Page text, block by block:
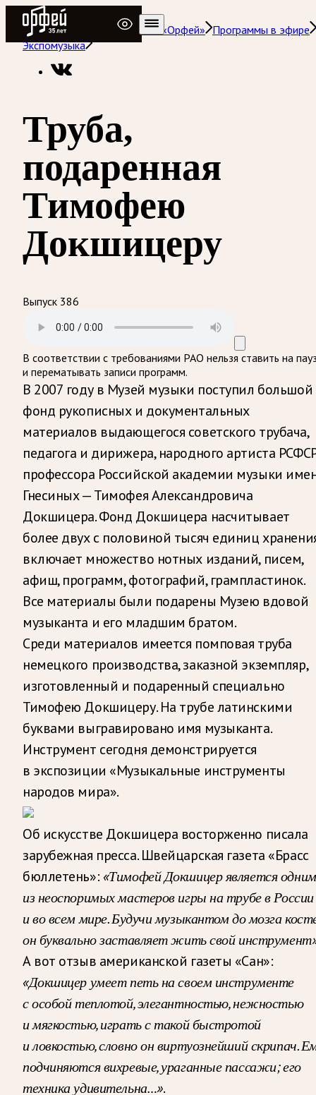
Радио Орфей
Радио классической музыки «Орфей» Программы в эфире
Экспомузыка
Труба,
подаренная
Тимофею
Докшицеру
Выпуск 386
В соответствии с требованиями РАО нельзя ставить на
и перематывать записи программ.
В 2007 году в Музей музыки поступил большой
фонд рукописных и документальных
материалов выдающегося советского трубача,
педагога и дирижера, народного артиста
профессора Российской академии музыки
Гнесиных — Тимофея Александровича
Докшицера. Фонд Докшицера насчитывает
более двух с половиной тысяч единиц
включает множество нотных изданий, писем,
афиш, программ, фотографий, грампластинок.
Все материалы были подарены Музею вдовой
музыканта и его младшим братом.
Среди материалов имеется помповая труба
немецкого производства, заказной экземпляр,
изготовленный и подаренный специально
Тимофею Докшицеру. На трубе латинскими
буквами выгравировано имя музыканта.
Инструмент сегодня демонстрируется
в экспозиции «Музыкальные инструменты
народов мира».
Об искусстве Докшицера восторженно писала
зарубежная пресса. Швейцарская газета «Брасс
бюллетень»: «Тимофей Докшицер является одним
из неоспоримых мастеров игры на трубе в России
и во всем мире. Будучи музыкантом до мозга
он буквально заставляет жить свой
А вот отзыв американской газеты «Сан»:
«Докшицер умеет петь на своем инструменте
с особой теплотой, элегантностью, нежностью
и мягкостью, играть с такой быстротой
и ловкостью, словно он виртуознейший скрипач.
подчиняются вихревые, ураганные пассажи; его
техника удивительна…».